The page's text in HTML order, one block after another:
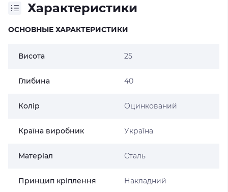
Характеристики
ОСНОВНЫЕ ХАРАКТЕРИСТИКИ
Висота 25
Глибина 40
Колір Оцинкований
Країна виробник Україна
Матеріал Сталь
Принцип кріплення Накладний